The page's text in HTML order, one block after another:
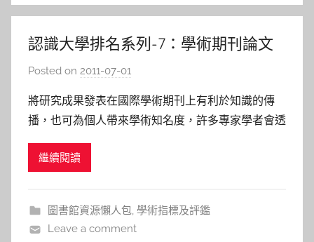
l
認識大學排名系列-7：學術期刊論文
投稿-選擇投稿期刊
Posted on 2011-07-01
s
h
l
a
將研究成果發表在國際學術期刊上有利於知識的傳
播，也可為個人帶來學術知名度，許多專家學者會透
學校藉由期刊論文統計數據評估教職員的學術貢獻，
的重要媒介，將研究成果寫成
繼續閱讀
圖書館資源懶人包, 學術指標及評鑑
Leave a comment